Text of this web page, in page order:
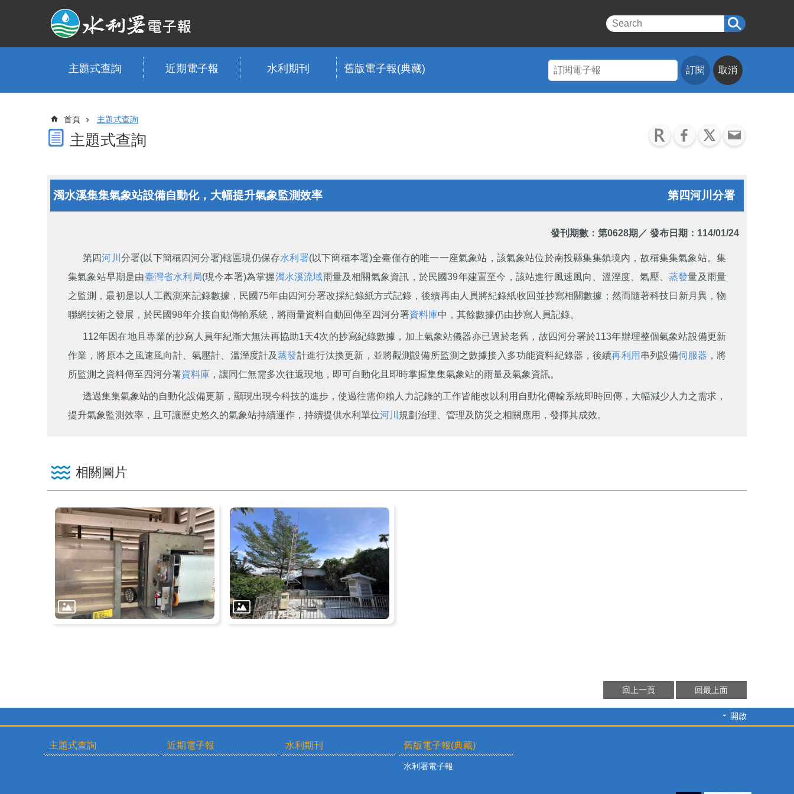
跳到主要內容區塊
主題式查詢 近期電子報 水利期刊 舊版電子報(典藏) 訂閱 取消
首頁 主題式查詢
主題式查詢
濁水溪集集氣象站設備自動化，大幅提升氣象監測效率 第四河川分署
發刊期數： 第0628期 ／ 發布日期：114/01/24
第四河川 分署(以下簡稱四河分署)轄區現仍保存水利署(以下簡稱本署)全臺僅存的唯一一座氣象站，該氣象站位於南投縣集集鎮境內，故稱集集氣象站。集
集氣象站早期是由臺灣省水利局(現今本署)為掌握濁水溪流域雨量及相關氣象資訊，於民國39年建置至今，該站進行風速風向、溫溼度、氣壓、 蒸發量及雨量
之監測，最初是以人工觀測來記錄數據，民國75年由四河分署改採紀錄紙方式記錄，後續再由人員將紀錄紙收回並抄寫相關數據；然而隨著科技日新月異，物
聯網技術之發展，於民國98年介接自動傳輸系統，將雨量資料自動回傳至四河分署資料庫中，其餘數據仍由抄寫人員記錄。
112年因在地且專業的抄寫人員年紀漸大無法再協助1天4次的抄寫紀錄數據，加上氣象站儀器亦已過於老舊，故四河分署於113年辦理整個氣象站設備更新
作業，將原本之風速風向計、氣壓計、溫溼度計及蒸發計進行汰換更新，並將觀測設備所監測之數據接入多功能資料紀錄器，後續再利用 串列設備伺服器 ，將
所監測之資料傳至四河分署資料庫 ，讓同仁無需多次往返現地，即可自動化且即時掌握集集氣象站的雨量及氣象資訊。
透過集集氣象站的自動化設備更新，顯現出現今科技的進步，使過往需仰賴人力記錄的工作皆能改以利用自動化傳輸系統即時回傳，大幅減少人力之需求，
提升氣象監測效率，且可讓歷史悠久的氣象站持續運作，持續提供水利單位河川 規劃治理、管理及防災之相關應用，發揮其成效。
相關圖片
回上一頁 回最上面
開啟
主題式查詢 近期電子報 水利期刊 舊版電子報(典藏)
水利署電子報